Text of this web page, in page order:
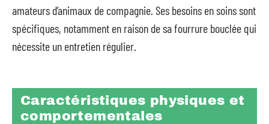
amateurs d’animaux de compagnie. Ses besoins en soins sont
spécifiques, notamment en raison de sa fourrure bouclée qui
nécessite un entretien régulier.
Caractéristiques physiques et
comportementales